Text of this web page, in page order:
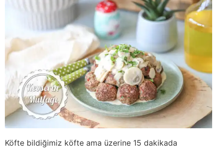
Köfte bildiğimiz köfte ama üzerine 15 dakikada